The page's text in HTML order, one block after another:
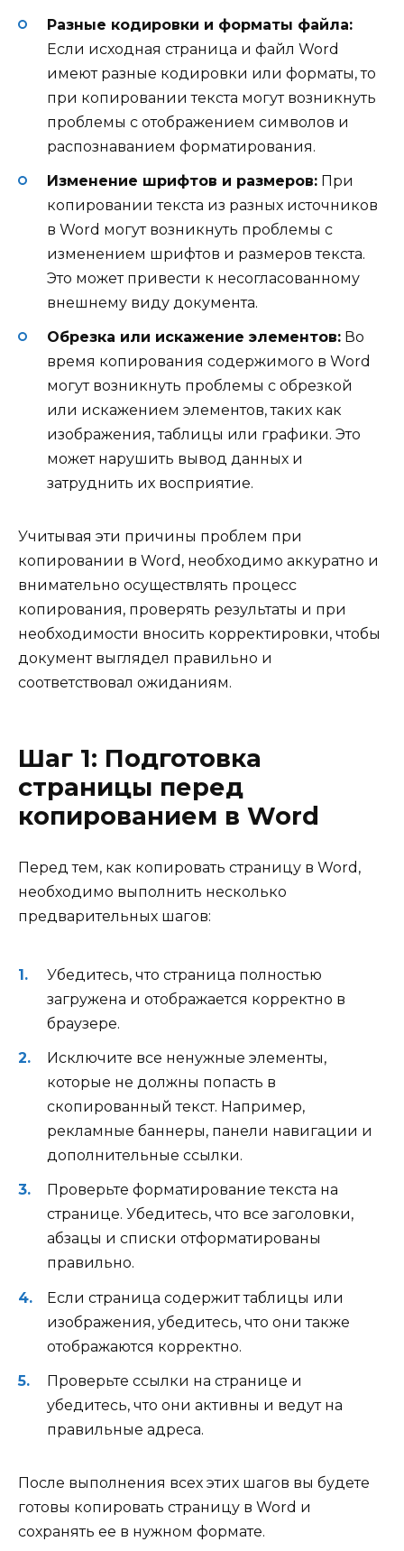
Разные кодировки и форматы файла:
Если исходная страница и файл Word
имеют разные кодировки или форматы, то
при копировании текста могут возникнуть
проблемы с отображением символов и
распознаванием форматирования.
Изменение шрифтов и размеров: При
копировании текста из разных источников
в Word могут возникнуть проблемы с
изменением шрифтов и размеров текста.
Это может привести к несогласованному
внешнему виду документа.
Обрезка или искажение элементов: Во
время копирования содержимого в Word
могут возникнуть проблемы с обрезкой
или искажением элементов, таких как
изображения, таблицы или графики. Это
может нарушить вывод данных и
затруднить их восприятие.
Учитывая эти причины проблем при
копировании в Word, необходимо аккуратно и
внимательно осуществлять процесс
копирования, проверять результаты и при
необходимости вносить корректировки, чтобы
документ выглядел правильно и
соответствовал ожиданиям.
Шаг 1: Подготовка
страницы перед
копированием в Word
Перед тем, как копировать страницу в Word,
необходимо выполнить несколько
предварительных шагов:
Убедитесь, что страница полностью
загружена и отображается корректно в
браузере.
Исключите все ненужные элементы,
которые не должны попасть в
скопированный текст. Например,
рекламные баннеры, панели навигации и
дополнительные ссылки.
Проверьте форматирование текста на
странице. Убедитесь, что все заголовки,
абзацы и списки отформатированы
правильно.
Если страница содержит таблицы или
изображения, убедитесь, что они также
отображаются корректно.
Проверьте ссылки на странице и
убедитесь, что они активны и ведут на
правильные адреса.
После выполнения всех этих шагов вы будете
готовы копировать страницу в Word и
сохранять ее в нужном формате.